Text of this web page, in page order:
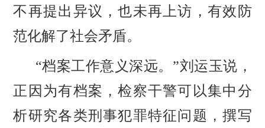
不再提出异议，也未再上访，有效防
范化解了社会矛盾。
“档案工作意义深远。”刘运玉说，
正因为有档案，检察干警可以集中分
析研究各类刑事犯罪特征问题，撰写